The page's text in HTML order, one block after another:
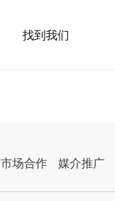
找到我们
市场合作 媒介推广